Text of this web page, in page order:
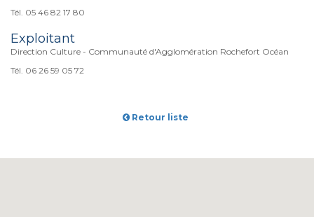
Tél. 05 46 82 17 80
Exploitant
Direction Culture - Communauté d'Agglomération Rochefort Océan
Tél. 06 26 59 05 72
Retour liste